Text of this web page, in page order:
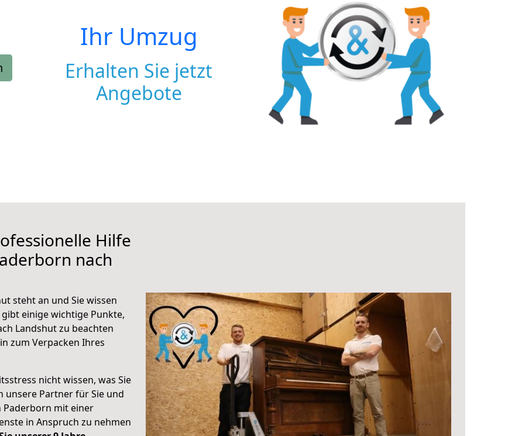
Ihr Umzug
Erhalten Sie jetzt
Angebote
Hilfe
nach
steht an und Sie wissen
gibt einige wichtige Punkte,
Landshut zu beachten
zum Verpacken Ihres
nicht wissen, was Sie
unsere Partner für Sie und
Paderborn mit einer
in Anspruch zu nehmen